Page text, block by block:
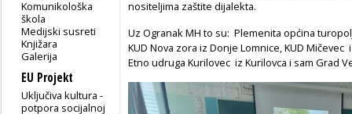
Komunikološka
škola
Medijski susreti
Knjižara
Galerija
EU Projekt
Uključiva kultura -
potpora socijalnoj
nositeljima zaštite dijalekta.
Uz Ogranak MH to su: Plemenita općina
KUD Nova zora iz Donje Lomnice, KUD
Etno udruga Kurilovec iz Kurilovca i sam Grad